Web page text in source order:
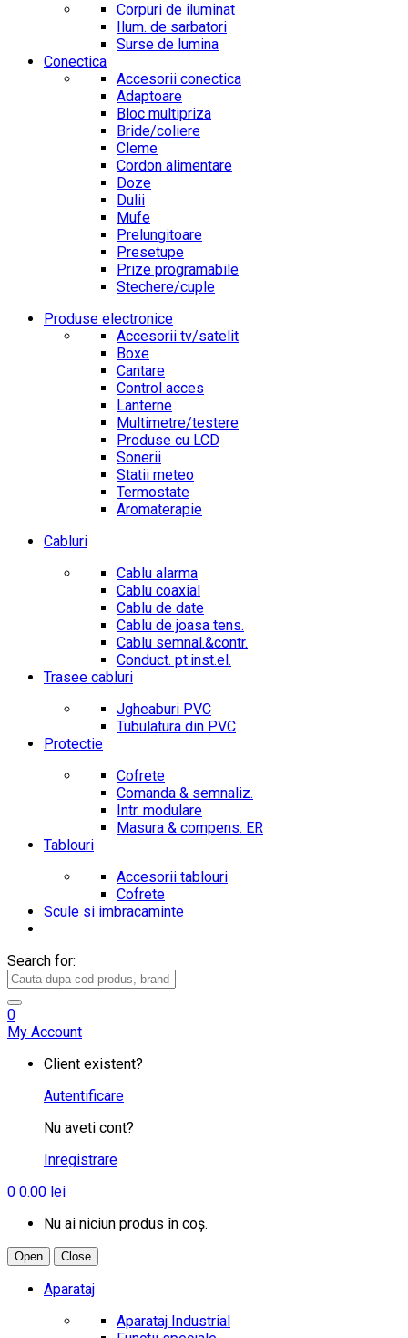
Corpuri de iluminat
Ilum. de sarbatori
Surse de lumina
Conectica
Accesorii conectica
Adaptoare
Bloc multipriza
Bride/coliere
Cleme
Cordon alimentare
Doze
Dulii
Mufe
Prelungitoare
Presetupe
Prize programabile
Stechere/cuple
Produse electronice
Accesorii tv/satelit
Boxe
Cantare
Control acces
Lanterne
Multimetre/testere
Produse cu LCD
Sonerii
Statii meteo
Termostate
Aromaterapie
Cabluri
Cablu alarma
Cablu coaxial
Cablu de date
Cablu de joasa tens.
Cablu semnal.&contr.
Conduct. pt.inst.el.
Trasee cabluri
Jgheaburi PVC
Tubulatura din PVC
Protectie
Cofrete
Comanda & semnaliz.
Intr. modulare
Masura & compens. ER
Tablouri
Accesorii tablouri
Cofrete
Scule si imbracaminte
Search for:
0
My Account
Client existent?
Autentificare
Nu aveti cont?
Inregistrare
0 0.00 lei
Nu ai niciun produs în coș.
Open Close
Aparataj
Aparataj Industrial